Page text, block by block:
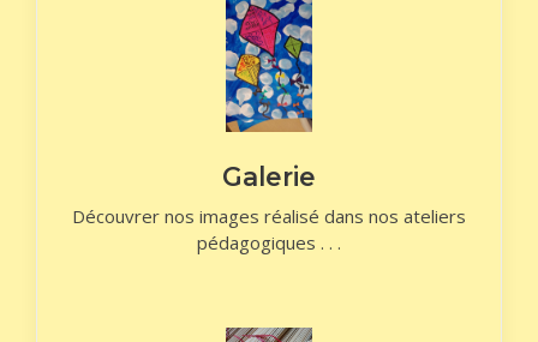
Galerie
Découvrer nos images réalisé dans nos ateliers
pédagogiques . . .